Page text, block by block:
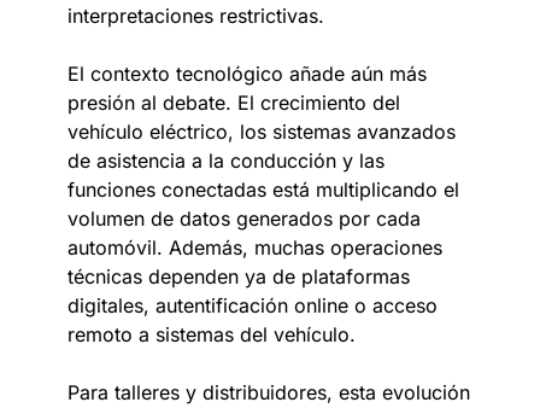
interpretaciones restrictivas.
El contexto tecnológico añade aún más
presión al debate. El crecimiento del
vehículo eléctrico, los sistemas avanzados
de asistencia a la conducción y las
funciones conectadas está multiplicando el
volumen de datos generados por cada
automóvil. Además, muchas operaciones
técnicas dependen ya de plataformas
digitales, autentificación online o acceso
remoto a sistemas del vehículo.
Para talleres y distribuidores, esta evolución